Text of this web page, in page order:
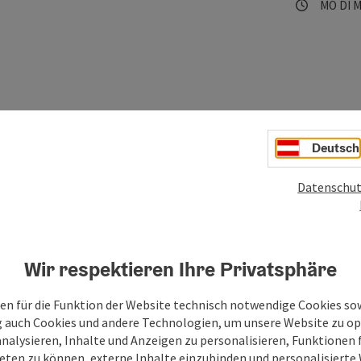
MO DI
Ihre Nachricht an die
Mühlviertel
Deutsch
Wir respektieren Ihre Privatsphäre
für die Funktion der Website technisch notwendige Cookies
Cookies und andere Technologien, um unsere Website zu
Inhalte und Anzeigen zu personalisieren, Funktionen
zu können, externe Inhalte einzubinden und personalisierte